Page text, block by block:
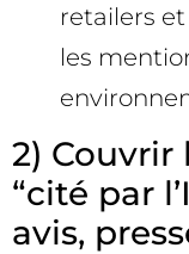
retailers
les
2)
“cité par
avis,